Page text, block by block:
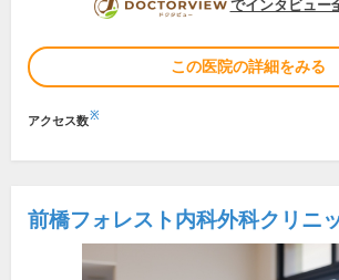
DOCTORVIEW
でインタビュー
この医院の詳細をみる
アクセス数※
前橋フォレスト内科外科クリニ